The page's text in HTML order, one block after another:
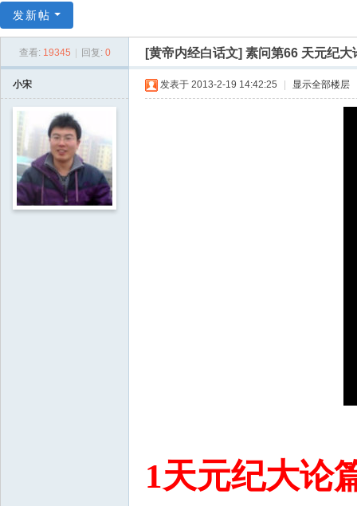
帝
发新帖
查看: 19345 回复: 0 [黄帝内经白话文] 素问第66 天元纪大
小宋 发表于 2013-2-19 14:42:25 显示全部楼层
1天元纪大论